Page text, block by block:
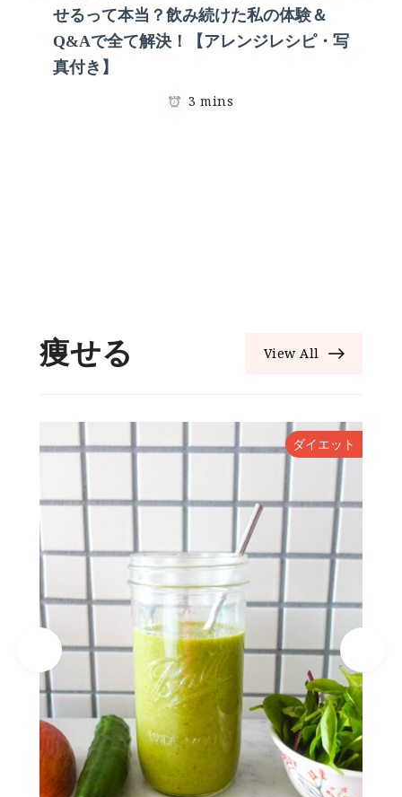
せるって本当？飲み続けた私の体験＆
Q&Aで全て解決！【アレンジレシピ・写
真付き】
3 mins
痩せる View All
ダイエット